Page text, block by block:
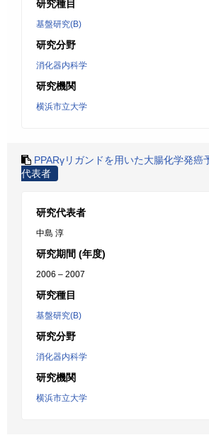
研究種目
基盤研究(B)
研究分野
消化器内科学
研究機関
横浜市立大学
PPARγリガンドを用いた大腸化学発癌
代表者
研究代表者
中島 淳
研究期間 (年度)
2006 – 2007
研究種目
基盤研究(B)
研究分野
消化器内科学
研究機関
横浜市立大学